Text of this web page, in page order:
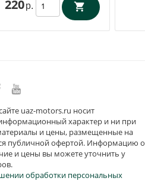
220 р.
uaz-motors.ru носит
характер и ни при
и цены, размещенные на
публичной офертой. Информацию о
и цены вы можете уточнить у
обработки персональных